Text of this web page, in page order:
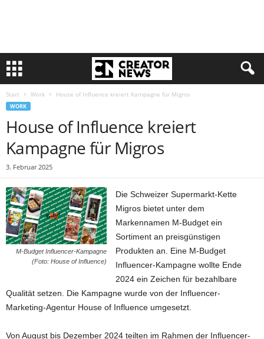
Start Work House of Influence kreiert Kampagne für Migros
WORK
House of Influence kreiert
Kampagne für Migros
3. Februar 2025
M-Budget Influencer-Kampagne
(Foto: House of Influence)
Die Schweizer Supermarkt-Kette
Migros bietet unter dem
Markennamen M-Budget ein
Sortiment an preisgünstigen
Produkten an. Eine M-Budget
Influencer-Kampagne wollte Ende
2024 ein Zeichen für bezahlbare
Qualität setzen. Die Kampagne wurde von der Influencer-
Marketing-Agentur House of Influence umgesetzt.
Von August bis Dezember 2024 teilten im Rahmen der Influencer-